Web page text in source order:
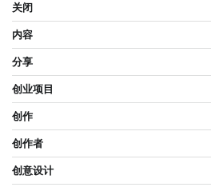
关闭
内容
分享
创业项目
创作
创作者
创意设计